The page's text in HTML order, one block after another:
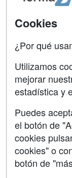
Acceso Centros
Contactar
Aviso legal
Copyleft
Cookies
¿Por qué
Utilizamos
mejorar
estadística y
Puedes
el botón de
cookies
cookies" o
botón de